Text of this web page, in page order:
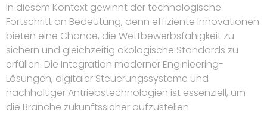
In diesem Kontext gewinnt der technologische
Fortschritt an Bedeutung, denn effiziente Innovationen
bieten eine Chance, die Wettbewerbsfähigkeit zu
sichern und gleichzeitig ökologische Standards zu
erfüllen. Die Integration moderner Enginieering-
Lösungen, digitaler Steuerungssysteme und
nachhaltiger Antriebstechnologien ist essenziell, um
die Branche zukunftssicher aufzustellen.